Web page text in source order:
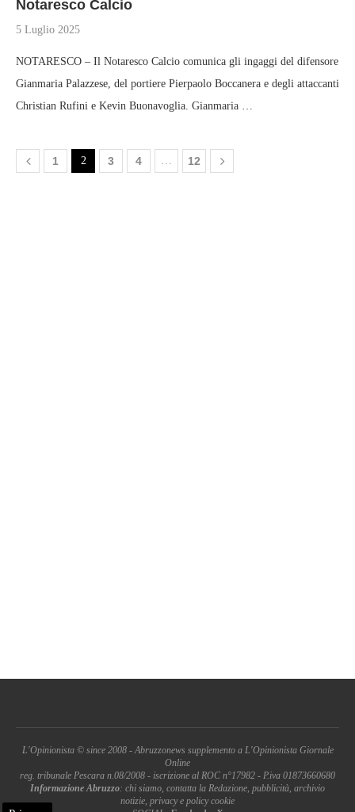
Notaresco Calcio
5 Luglio 2025
NOTARESCO – Il Notaresco Calcio comunica gli ingaggi del difensore
Gianmaria Palazzese, del portiere Pierpaolo Boccanera e degli attaccanti
Christian Rufini e Kevin Buonavoglia. Gianmaria …
1 2 3 4 … 12
L'Opinionista © since 2008 - Abruzzonews supplemento a L'Opinionista Giornale
Online
reg. tribunale Pescara n.08/2008 - iscrizione al ROC n°17982 - P.iva 01873660680
Informazione Abruzzo: chi siamo, contatta la Redazione, pubblicità, archivio
notizie, privacy e policy cookie